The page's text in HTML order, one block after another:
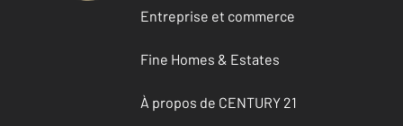
Entreprise et commerce
Fine Homes & Estates
À propos de CENTURY 21